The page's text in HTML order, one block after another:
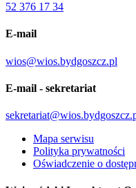
52 376 17 34
E-mail
wios@wios.bydgoszcz.pl
E-mail - sekretariat
Mapa serwisu
Polityka prywatności
Oświadczenie o